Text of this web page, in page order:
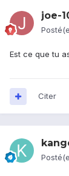
joe-
Est ce que tu
Citer